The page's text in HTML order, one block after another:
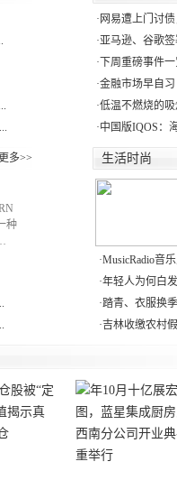
· 网易遭上门讨
·亚马逊、谷歌
· 下周重磅事件
·金融市场早自
·低温不燃烧的
·中国版IQOS：
更多>>
种
生活时尚
·MusicRadio音
·年轻人为何白
·踏青、衣服换
·吉林收缴农村